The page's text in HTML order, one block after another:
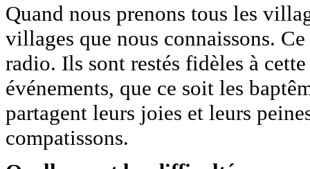
Quand nous prenons tous les
villages que nous connaissons.
radio. Ils sont restés fidèles à
événements, que ce soit les
partagent leurs joies et leurs
compatissons.